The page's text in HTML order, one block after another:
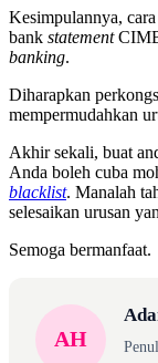
Kesimpulannya,
bank statementCIMB
banking.
Diharapkan
mempermudahkan
Akhir sekali, buat
Anda boleh cuba
blacklist. Manalah
selesaikan urusan
Semoga bermanfaat.
AH